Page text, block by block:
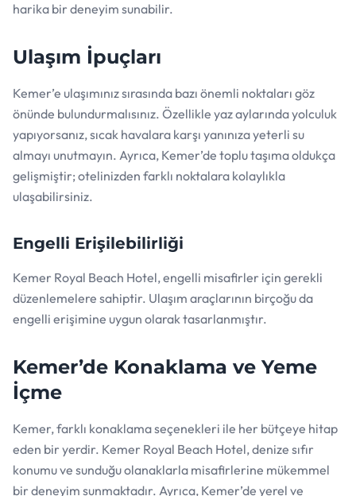
harika bir deneyim sunabilir.
Ulaşım İpuçları
Kemer’e ulaşımınız sırasında bazı önemli noktaları göz
önünde bulundurmalısınız. Özellikle yaz aylarında yolculuk
yapıyorsanız, sıcak havalara karşı yanınıza yeterli su
almayı unutmayın. Ayrıca, Kemer’de toplu taşıma oldukça
gelişmiştir; otelinizden farklı noktalara kolaylıkla
ulaşabilirsiniz.
Engelli Erişilebilirliği
Kemer Royal Beach Hotel, engelli misafirler için gerekli
düzenlemelere sahiptir. Ulaşım araçlarının birçoğu da
engelli erişimine uygun olarak tasarlanmıştır.
Kemer’de Konaklama ve Yeme
İçme
Kemer, farklı konaklama seçenekleri ile her bütçeye hitap
eden bir yerdir. Kemer Royal Beach Hotel, denize sıfır
konumu ve sunduğu olanaklarla misafirlerine mükemmel
bir deneyim sunmaktadır. Ayrıca, Kemer’de yerel ve